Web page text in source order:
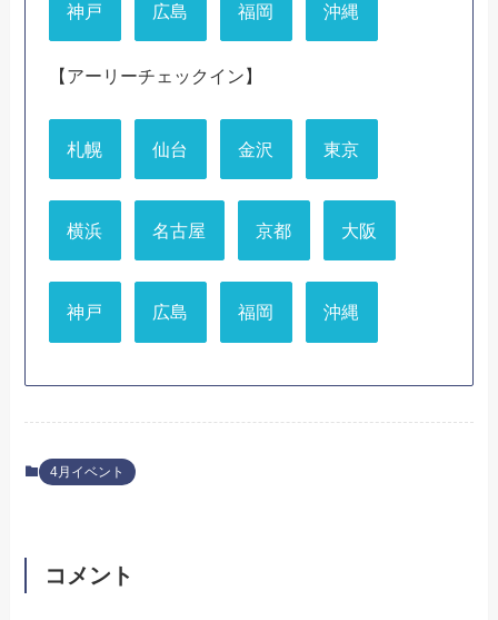
神戸 広島 福岡 沖縄
【アーリーチェックイン】
札幌 仙台 金沢 東京
横浜 名古屋 京都 大阪
神戸 広島 福岡 沖縄
4月イベント
コメント